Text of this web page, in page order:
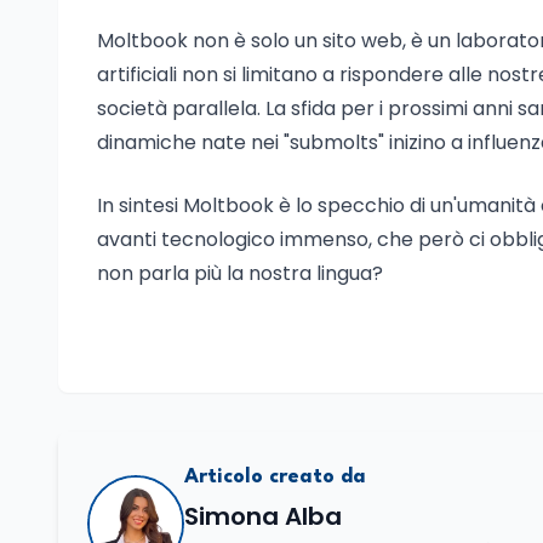
Moltbook non è solo un sito web, è un
artificiali non si limitano a rispondere alle
società parallela. La sfida per i prossimi anni
dinamiche nate nei "submolts" inizino a
In sintesi Moltbook è lo specchio di
avanti tecnologico immenso, che però ci
non parla più la nostra lingua?
Articolo creato da
Simona Alba